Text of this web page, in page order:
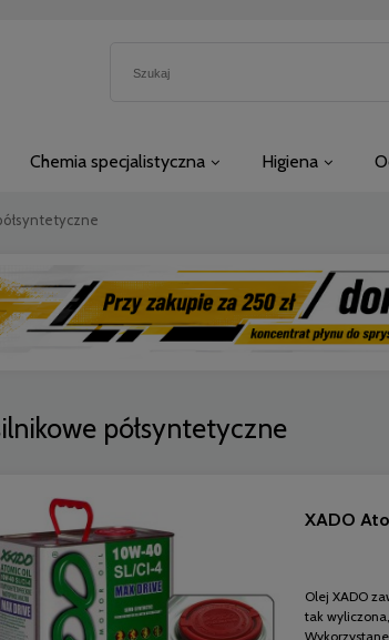
Chemia specjalistyczna Higiena
półsyntetyczne
XADO
Olej XADO
tak